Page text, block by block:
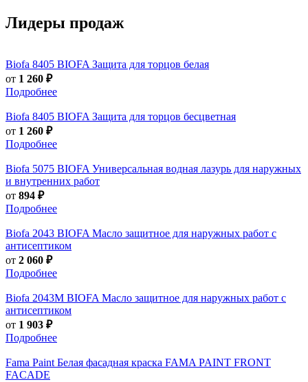
Лидеры продаж
Biofa 8405 BIOFA Защита для торцов белая
от 1 260 ₽
Подробнее
Biofa 8405 BIOFA Защита для торцов бесцветная
от 1 260 ₽
Подробнее
Biofa 5075 BIOFA Универсальная водная лазурь для наружных
и внутренних работ
от 894 ₽
Подробнее
Biofa 2043 BIOFA Масло защитное для наружных работ с
антисептиком
от 2 060 ₽
Подробнее
Biofa 2043M BIOFA Масло защитное для наружных работ с
антисептиком
от 1 903 ₽
Подробнее
Fama Paint Белая фасадная краска FAMA PAINT FRONT
FACADE